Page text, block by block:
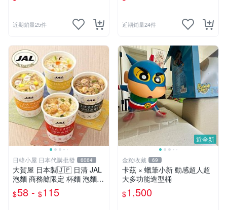
近期銷量25件 近期銷量24件
日韓小屋 日本代購批發 6064
大賀屋 日本製🇯🇵 日清 JAL
泡麵 商務艙限定 杯麵 泡麵
海鮮什錦 和風醬油拉麵 日航
正版 J00051341
$58 - $115
近全新
金粒收藏 69
卡茲 × 蠟筆小新 動感超人超
大多功能造型桶
$1,500